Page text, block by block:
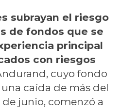
subrayan el riesgo
de fondos que se
principal
con riesgos
cuyo fondo
caída de más del
de junio, comenzó a